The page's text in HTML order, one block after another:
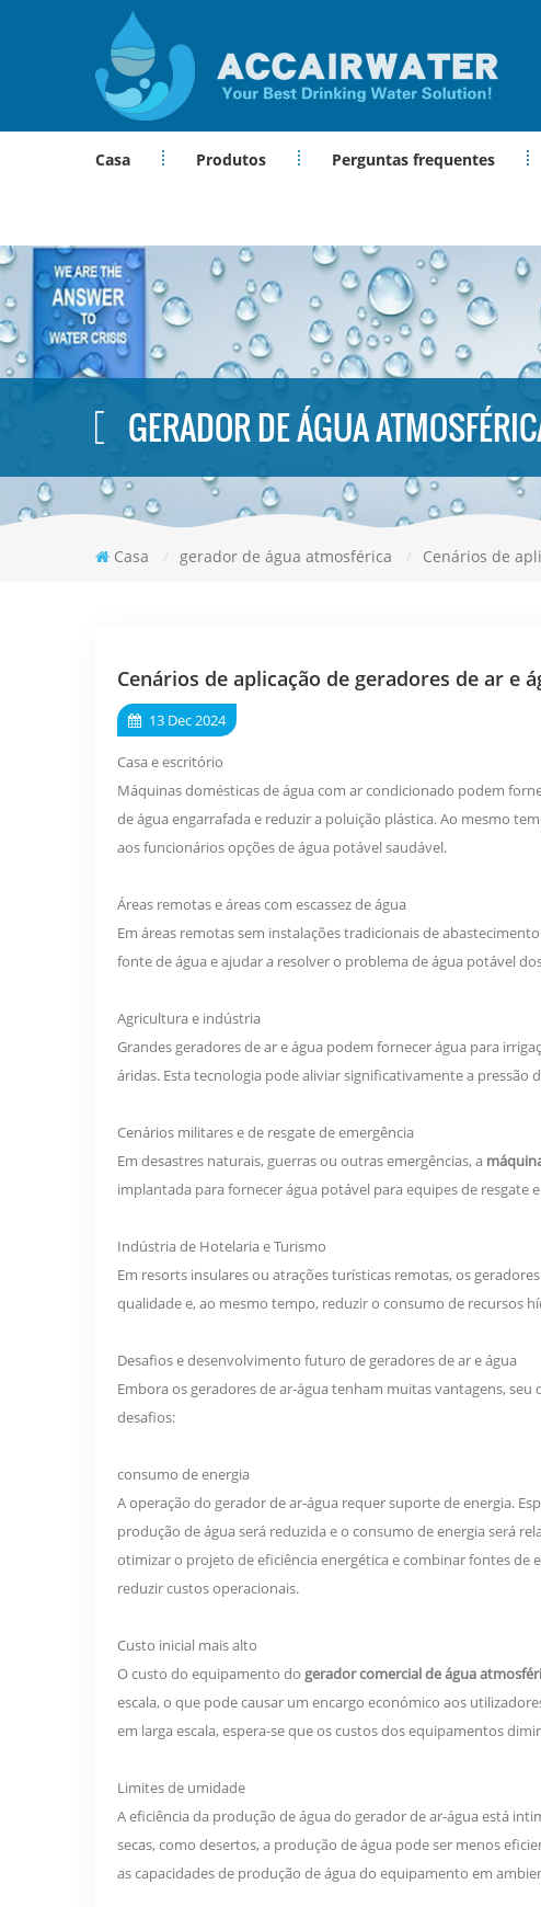
Casa Produtos Perguntas frequentes
GERADOR DE ÁGUA
Casa / gerador de água atmosférica / Cenários de
Cenários de aplicação de geradores de ar e
13 Dec 2024
Casa e escritório
Máquinas domésticas de água com ar condicionado podem
de água engarrafada e reduzir a poluição plástica. Ao mesmo
aos funcionários opções de água potável saudável.
Áreas remotas e áreas com escassez de água
Em áreas remotas sem instalações tradicionais de
fonte de água e ajudar a resolver o problema de água potável
Agricultura e indústria
Grandes geradores de ar e água podem fornecer água para
áridas. Esta tecnologia pode aliviar significativamente a pressão
Cenários militares e de resgate de emergência
Em desastres naturais, guerras ou outras emergências, a
implantada para fornecer água potável para equipes de resgate
Indústria de Hotelaria e Turismo
Em resorts insulares ou atrações turísticas remotas, os
qualidade e, ao mesmo tempo, reduzir o consumo de recursos
Desafios e desenvolvimento futuro de geradores de ar e água
Embora os geradores de ar-água tenham muitas vantagens,
desafios:
consumo de energia
A operação do gerador de ar-água requer suporte de energia.
produção de água será reduzida e o consumo de energia será
otimizar o projeto de eficiência energética e combinar fontes de
reduzir custos operacionais.
Custo inicial mais alto
O custo do equipamento do gerador comercial de água
escala, o que pode causar um encargo económico aos
em larga escala, espera-se que os custos dos equipamentos
Limites de umidade
A eficiência da produção de água do gerador de ar-água está
secas, como desertos, a produção de água pode ser menos
as capacidades de produção de água do equipamento em